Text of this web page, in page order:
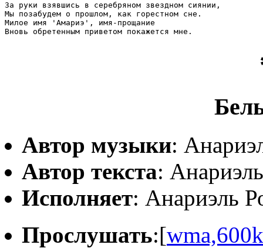
За руки взявшись в серебряном звездном сиянии,
Мы позабудем о прошлом, как горестном сне.
Милое имя 'Амариэ', имя-прощание
Вновь обретенным приветом покажется мне.
Автор музыки:
Автор текста:
Исполняет: Анариэль
Прослушать:[wma,600k